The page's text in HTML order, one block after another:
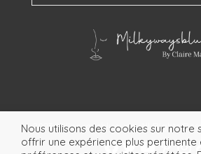
2023 Milkywaysblueyes. All Rights
Nous utilisons des cookies sur notre
offrir une expérience plus pertinente